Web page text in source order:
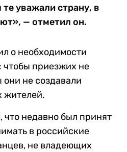
уважали страну, в
— отметил он.
о необходимости
чтобы приезжих не
не создавали
жителей.
недавно был принят
в российские
не владеющих